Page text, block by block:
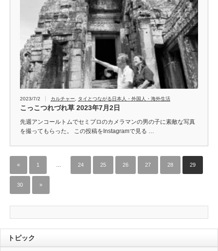
2023/7/2 カルチャー タイとつながる日本人・外国人・海外生活
こっこつれづれ草 2023年7月2日
先週アンコールトムでセミプロのカメラマンの男の子に素敵な写真
を撮ってもらった。 この投稿をInstagramで見る …
« 1 24 25 26 27 28 29
30 »
トピック